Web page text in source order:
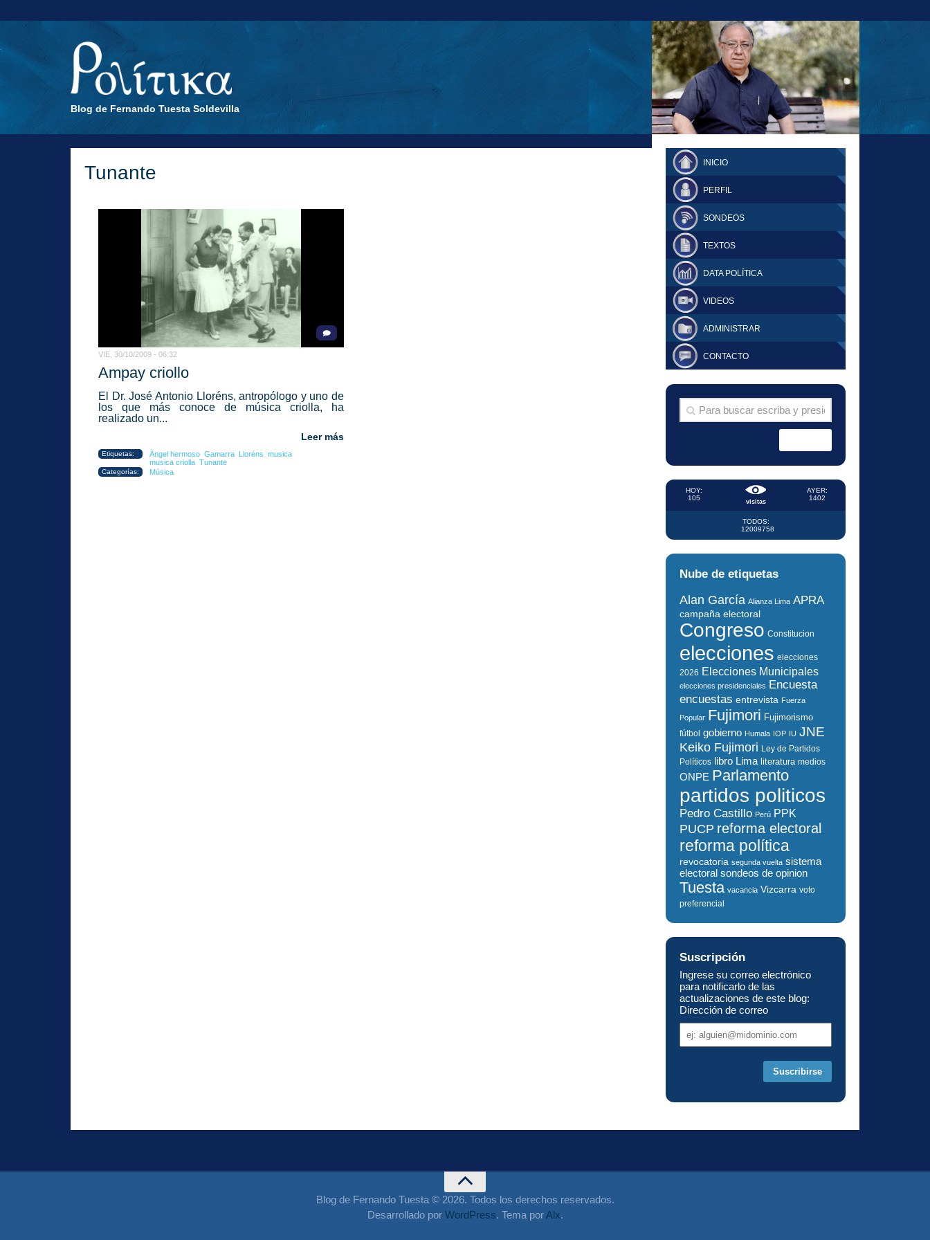
Blog de Fernando Tuesta Soldevilla
FERNANDO TUESTA SUPLEMENTO
DOMINGO
Tunante
VIE, 30/10/2009 - 06:32
Ampay criollo
El Dr. José Antonio Lloréns, antropólogo y uno de
los que más conoce de música criolla, ha
realizado un...
Leer más
Etiquetas: Àngel hermoso Gamarra Lloréns musica
musica criolla Tunante
Categorías: Música
INICIO
PERFIL
SONDEOS
TEXTOS
DATA POLÍTICA
VIDEOS
ADMINISTRAR
CONTACTO
visitas
HOY:
105
AYER:
1402
TODOS:
12009758
Nube de etiquetas
Alan García Alianza Lima APRA
campaña electoral
Congreso Constitucion
elecciones elecciones
2026 Elecciones Municipales
elecciones presidenciales Encuesta
encuestas entrevista Fuerza
Popular Fujimori Fujimorismo
fútbol gobierno Humala IOP IU JNE
Keiko Fujimori Ley de Partidos
Políticos libro Lima literatura medios
ONPE Parlamento
partidos politicos
Pedro Castillo Perú PPK
PUCP reforma electoral
reforma política
revocatoria segunda vuelta sistema
electoral sondeos de opinion
Tuesta vacancia Vizcarra voto
preferencial
Suscripción
Ingrese su correo electrónico
para notificarlo de las
actualizaciones de este blog:
Dirección de correo
de
Blog de Fernando Tuesta © 2026. Todos los derechos reservados.
Desarrollado por WordPress. Tema porAlx.